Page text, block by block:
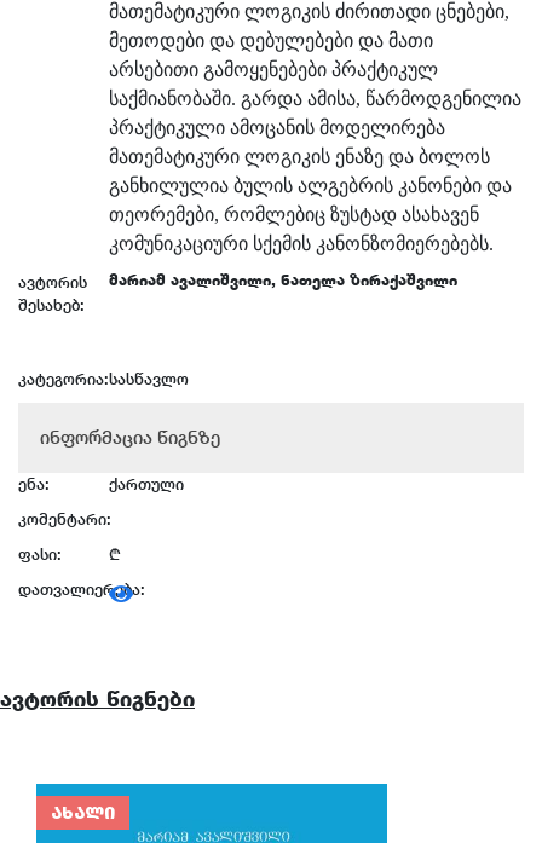
მათემატიკური ლოგიკის ძირითადი ცნებები,
მეთოდები და დებულებები და მათი
არსებითი გამოყენებები პრაქტიკულ
საქმიანობაში. გარდა ამისა, წარმოდგენილია
პრაქტიკული ამოცანის მოდელირება
მათემატიკური ლოგიკის ენაზე და ბოლოს
განხილულია ბულის ალგებრის კანონები და
თეორემები, რომლებიც ზუსტად ასახავენ
კომუნიკაციური სქემის კანონზომიერებებს.
ავტორის
შესახებ:
მარიამ ავალიშვილი, ნათელა ზირაქაშვილი
კატეგორია:სასწავლო
ინფორმაცია წიგნზე
ენა:
ქართული
კომენტარი:
ფასი:
₾
დათვალიერება:
ავტორის წიგნები
ᲐᲮᲐᲚᲘ